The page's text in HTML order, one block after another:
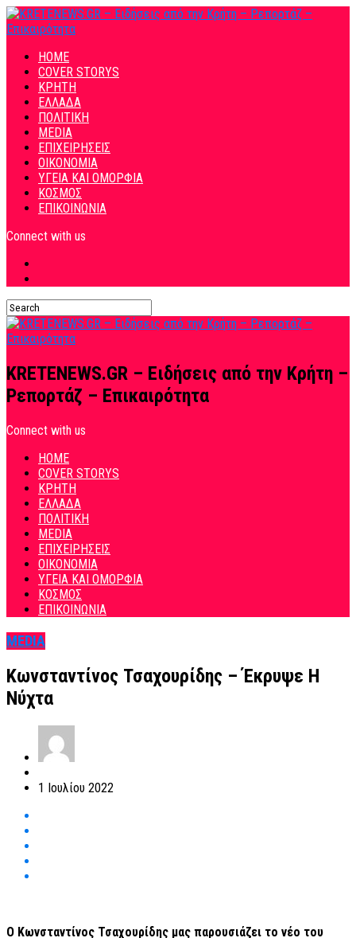
HOME
COVER STORYS
ΚΡΗΤΗ
ΕΛΛΑΔΑ
ΠΟΛΙΤΙΚΗ
MEDIA
ΕΠΙΧΕΙΡΗΣΕΙΣ
ΟΙΚΟΝΟΜΙΑ
ΥΓΕΙΑ ΚΑΙ ΟΜΟΡΦΙΑ
ΚΟΣΜΟΣ
ΕΠΙΚΟΙΝΩΝΙΑ
Connect with us
KRETENEWS.GR – Ειδήσεις από την Κρήτη –
Ρεπορτάζ – Επικαιρότητα
Connect with us
HOME
COVER STORYS
ΚΡΗΤΗ
ΕΛΛΑΔΑ
ΠΟΛΙΤΙΚΗ
MEDIA
ΕΠΙΧΕΙΡΗΣΕΙΣ
ΟΙΚΟΝΟΜΙΑ
ΥΓΕΙΑ ΚΑΙ ΟΜΟΡΦΙΑ
ΚΟΣΜΟΣ
ΕΠΙΚΟΙΝΩΝΙΑ
MEDIA
Κωνσταντίνος Τσαχουρίδης – Έκρυψε Η
Νύχτα
1 Ιουλίου 2022
Ο Κωνσταντίνος Τσαχουρίδης μας παρουσιάζει το νέο του